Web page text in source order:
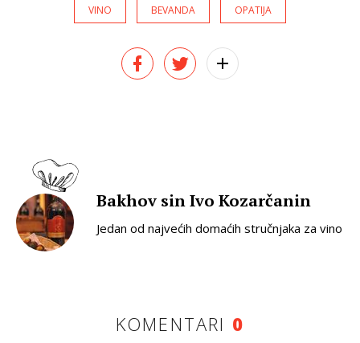
VINO BEVANDA OPATIJA
Bakhov sin Ivo Kozarčanin
Jedan od najvećih domaćih stručnjaka za vino
KOMENTARI 0